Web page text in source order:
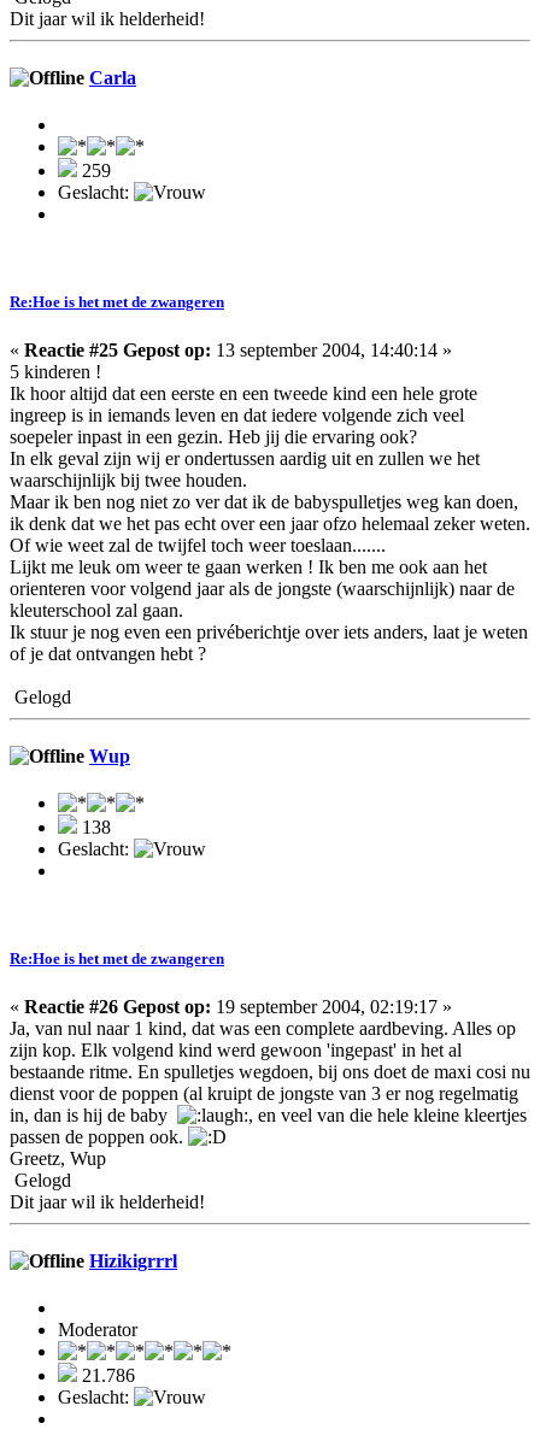
Dit jaar wil ik helderheid!
Carla
259
Geslacht:
Re:Hoe is het met de zwangeren
« Reactie #25 Gepost op: 13 september 2004, 14:40:14 »
5 kinderen !
Ik hoor altijd dat een eerste en een tweede kind een hele grote
ingreep is in iemands leven en dat iedere volgende zich veel
soepeler inpast in een gezin. Heb jij die ervaring ook?
In elk geval zijn wij er ondertussen aardig uit en zullen we het
waarschijnlijk bij twee houden.
Maar ik ben nog niet zo ver dat ik de babyspulletjes weg kan doen,
ik denk dat we het pas echt over een jaar ofzo helemaal zeker weten.
Of wie weet zal de twijfel toch weer toeslaan.......
Lijkt me leuk om weer te gaan werken ! Ik ben me ook aan het
orienteren voor volgend jaar als de jongste (waarschijnlijk) naar de
kleuterschool zal gaan.
Ik stuur je nog even een privéberichtje over iets anders, laat je weten
of je dat ontvangen hebt ?
Gelogd
Wup
138
Geslacht:
Re:Hoe is het met de zwangeren
« Reactie #26 Gepost op: 19 september 2004, 02:19:17 »
Ja, van nul naar 1 kind, dat was een complete aardbeving. Alles op
zijn kop. Elk volgend kind werd gewoon 'ingepast' in het al
bestaande ritme. En spulletjes wegdoen, bij ons doet de maxi cosi nu
dienst voor de poppen (al kruipt de jongste van 3 er nog regelmatig
in, dan is hij de baby
, en veel van die hele kleine kleertjes
passen de poppen ook.
Greetz, Wup
Gelogd
Dit jaar wil ik helderheid!
Hizikigrrrl
Moderator
21.786
Geslacht: